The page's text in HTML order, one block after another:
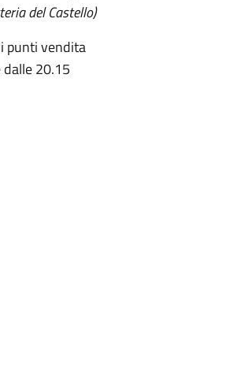
del Castello)
punti vendita
20.15